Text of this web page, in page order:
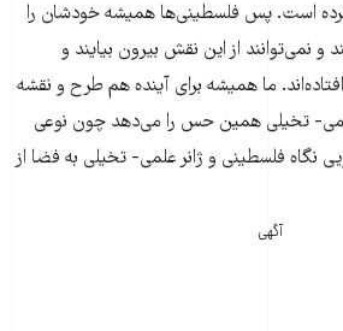
کرده است. پس فلسطینی‌ها همیشه خودشان را
و نمی‌توانند از این نقش بیرون بیایند و
ما همیشه برای آینده هم طرح و نقشه
تخیلی همین حس را می‌دهد چون نوعی
نگاه فلسطینی و ژانر علمی- تخیلی به فضا از
آگهی